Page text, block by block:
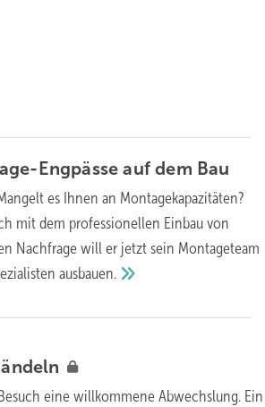
Engpässe auf dem Bau
es Ihnen an Montagekapazitäten?
mit dem professionellen Einbau von
Nachfrage will er jetzt sein Montageteam
ausbauen.
eine willkommene Abwechslung. Ein